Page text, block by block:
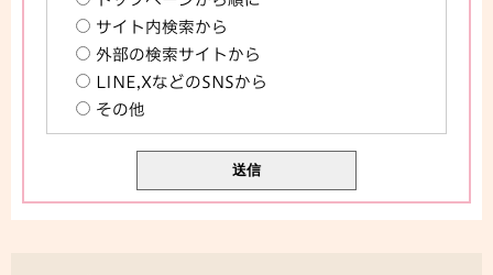
サイト内検索から
外部の検索サイトから
LINE,XなどのSNSから
その他